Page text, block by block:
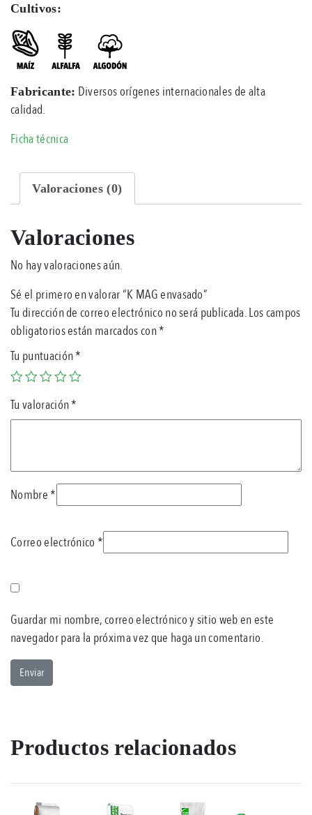
Cultivos:
Fabricante: Diversos orígenes internacionales de alta
calidad.
Ficha técnica
Valoraciones (0)
Valoraciones
No hay valoraciones aún.
Sé el primero en valorar “K MAG envasado”
Tu dirección de correo electrónico no será publicada.Los campos
obligatorios están marcados con*
Tu puntuación*
Tu valoración*
Nombre*
Correo electrónico*
Guardar mi nombre, correo electrónico y sitio web en este
navegador para la próxima vez que haga un comentario.
Productos relacionados